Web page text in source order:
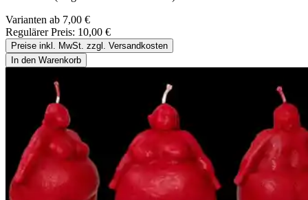
Varianten ab 7,00 €
Regulärer Preis: 10,00 €
Preise inkl. MwSt. zzgl. Versandkosten
In den Warenkorb